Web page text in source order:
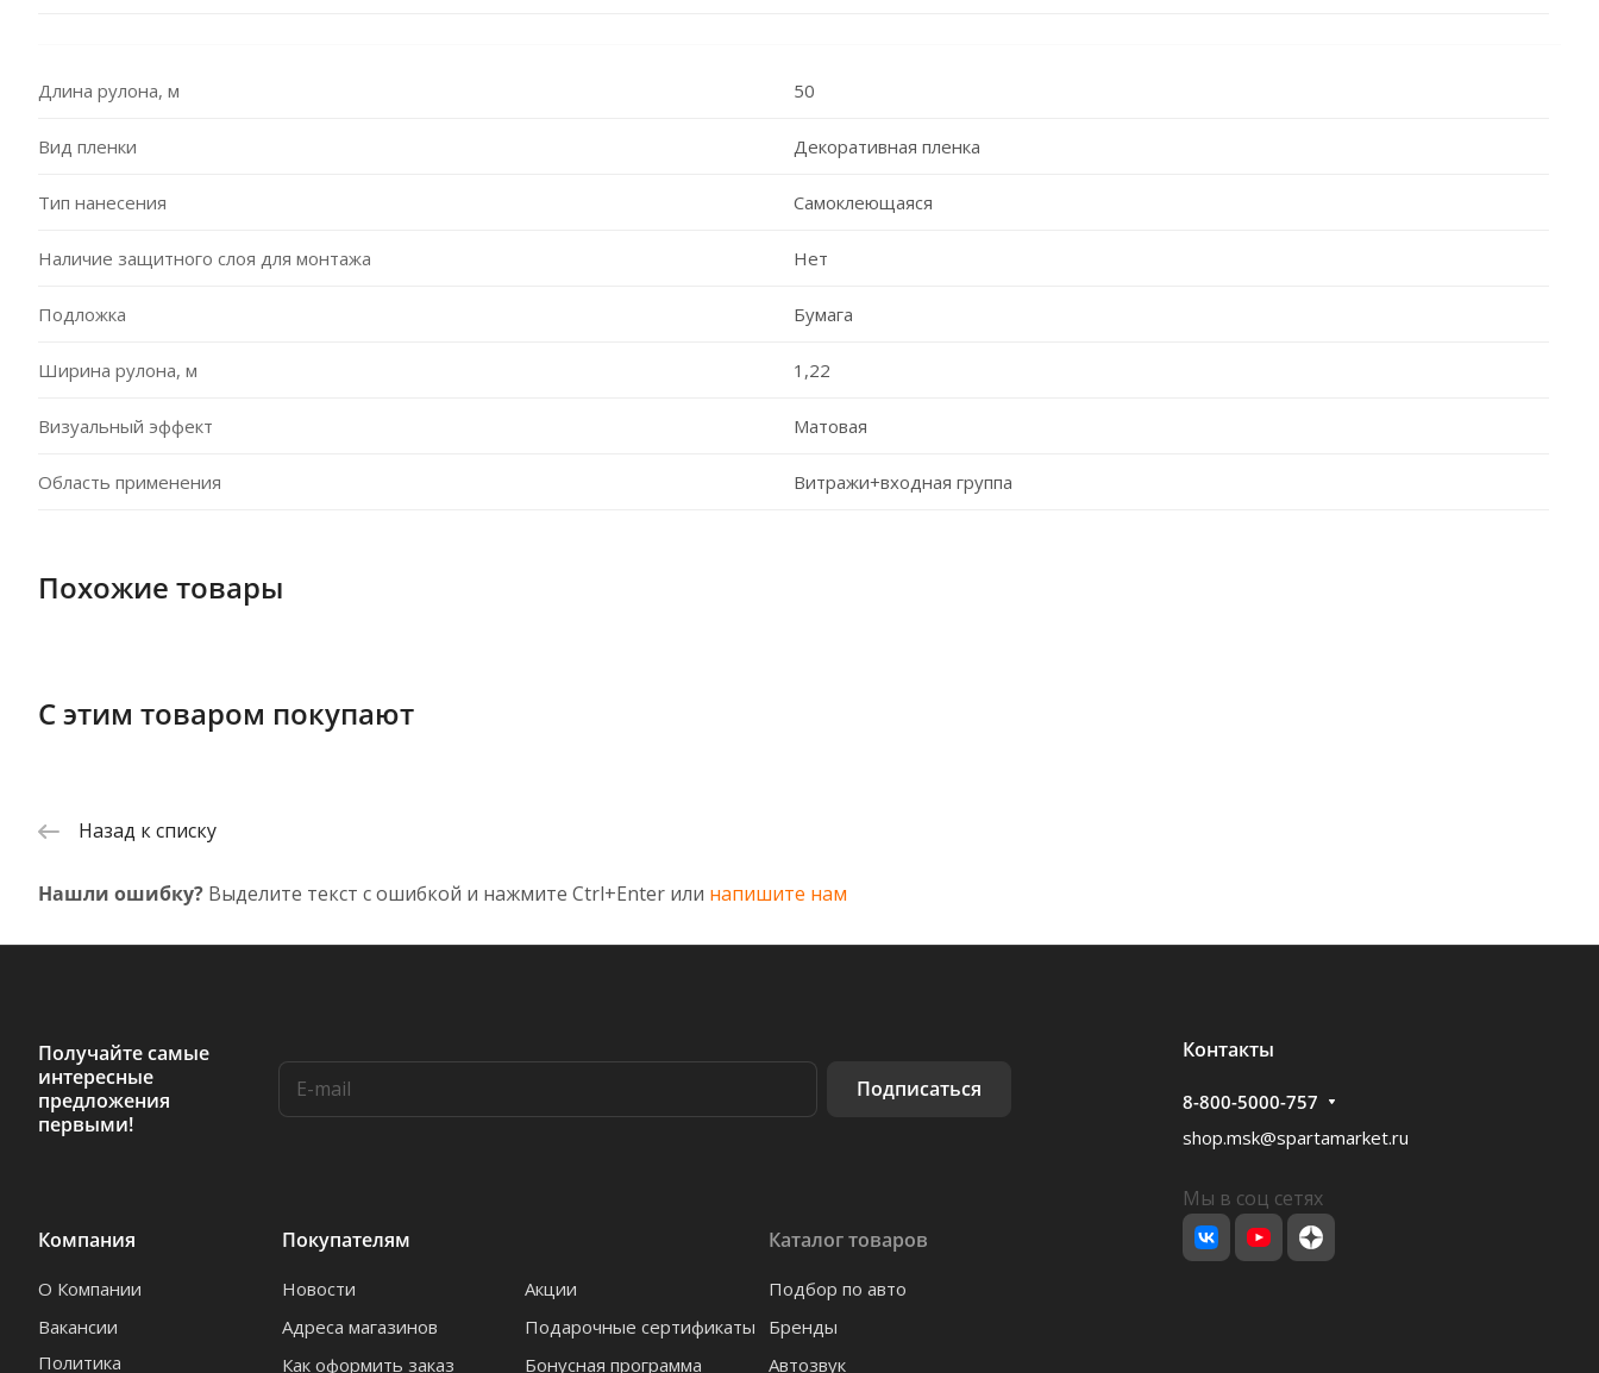
Длина рулона, м 50
Вид пленки Декоративная пленка
Тип нанесения Самоклеющаяся
Наличие защитного слоя для монтажа Нет
Подложка Бумага
Ширина рулона, м 1,22
Визуальный эффект Матовая
Область применения Витражи+входная группа
Похожие товары
С этим товаром покупают
Назад к списку
Нашли ошибку? Выделите текст с ошибкой и нажмите Ctrl+Enter или напишите нам
Получайте самые
интересные
предложения
первыми!
Подписаться
Компания
О Компании
Вакансии
Политика
Покупателям
Новости
Адреса магазинов
Как оформить заказ
Акции
Подарочные сертификаты
Бонусная программа
Каталог товаров
Подбор по авто
Бренды
Автозвук
Контакты
8-800-5000-757
shop.msk@spartamarket.ru
Мы в соц сетях